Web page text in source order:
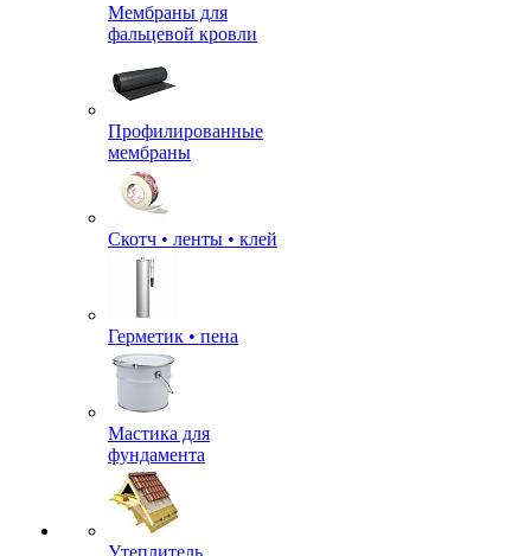
Мембраны для
фальцевой кровли
Профилированные
мембраны
Скотч • ленты • клей
Герметик • пена
Мастика для
фундамента
Утеплитель